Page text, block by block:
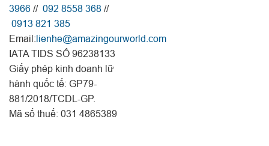
3966 // 092 8558 368 //
0913 821 385
Email:lienhe@amazingourworld.com
IATA TIDS SỐ 96238133
Giấy phép kinh doanh lữ
hành quốc tế: GP79-
881/2018/TCDL-GP.
Mã số thuế: 031 4865389